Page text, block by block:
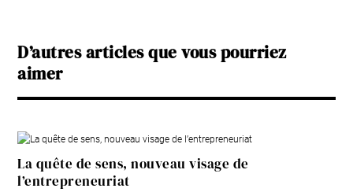
D’autres articles que vous pourriez
aimer
La quête de sens, nouveau visage de
l’entrepreneuriat